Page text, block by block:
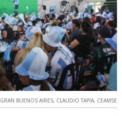
GRAN BUENOS AIRES, CLAUDIO TAPIA, CEAMSE